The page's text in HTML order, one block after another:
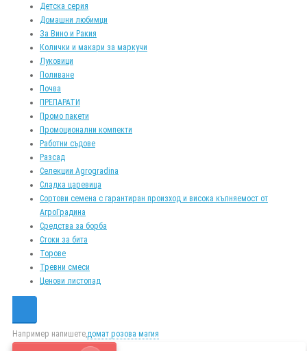
Детска серия
Домашни любимци
За Вино и Ракия
Колички и макари за маркучи
Луковици
Поливане
Почва
ПРЕПАРАТИ
Промо пакети
Промоционални компекти
Работни съдове
Разсад
Селекции Agrogradina
Сладка царевица
Сортови семена с гарантиран произход и висока кълняемост от
АгроГрадина
Средства за борба
Стоки за бита
Торове
Тревни смеси
Ценови листопад
Например напишете,домат розова магия